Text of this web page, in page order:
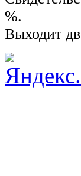
%.
Выходит